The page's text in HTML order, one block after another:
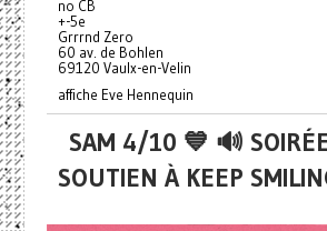
no CB
+-5e
Grrrnd Zero
60 av. de Bohlen
69120 Vaulx-en-Velin
affiche Eve Hennequin
SAM 4/10 💙 🔊
SOUTIEN À KEEP